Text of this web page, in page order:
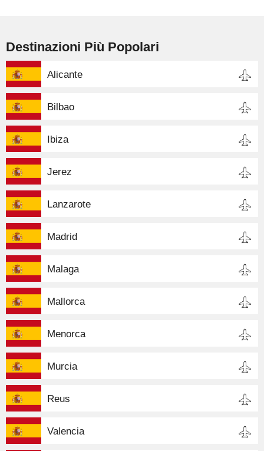
Destinazioni Più Popolari
Alicante
Bilbao
Ibiza
Jerez
Lanzarote
Madrid
Malaga
Mallorca
Menorca
Murcia
Reus
Valencia